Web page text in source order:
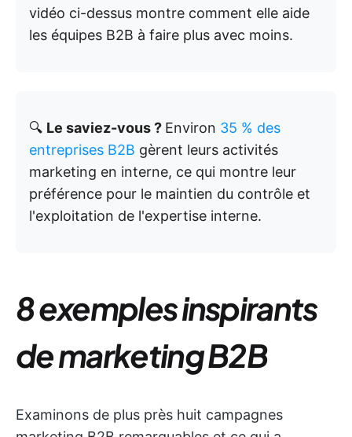
vidéo ci-dessus montre comment elle aide
les équipes B2B à faire plus avec moins.
🔍 Le saviez-vous ? Environ 35 % des
entreprises B2B gèrent leurs activités
marketing en interne, ce qui montre leur
préférence pour le maintien du contrôle et
l'exploitation de l'expertise interne.
8 exemples inspirants
de marketing B2B
Examinons de plus près huit campagnes